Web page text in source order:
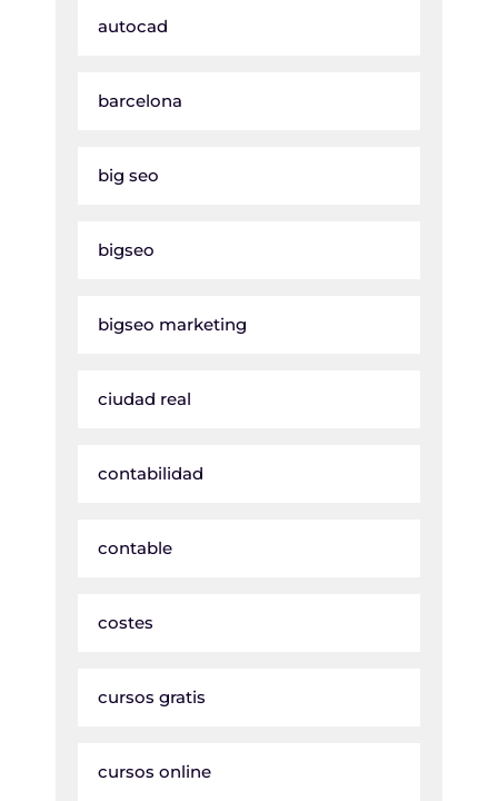
autocad
barcelona
big seo
bigseo
bigseo marketing
ciudad real
contabilidad
contable
costes
cursos gratis
cursos online